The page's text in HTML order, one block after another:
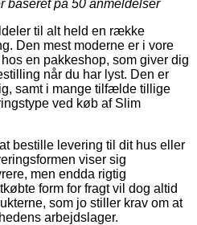
baseret på 50 anmeldelser
til alt held en række
Den mest moderne er i vore
en pakkeshop, som giver dig
når du har lyst. Den er
samt i mange tilfælde tillige
ved køb af Slim
bestille levering til dit hus eller
viser sig
men endda rigtig
form for fragt vil dog altid
som jo stiller krav om at
arbejdslager.